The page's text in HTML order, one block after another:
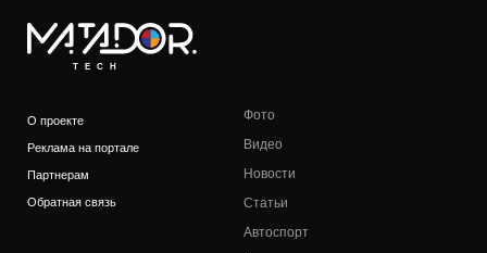
TECH
О проекте
Реклама на портале
Партнерам
Обратная связь
Фото
Видео
Новости
Статьи
Автоспорт